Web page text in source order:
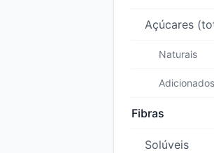
Açúcares
Naturais
Adicionados
Fibras
Solúveis